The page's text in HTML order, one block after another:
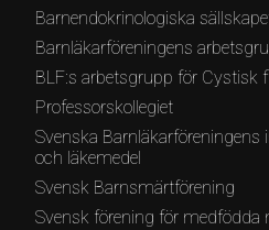
Barnendokrinologiska
Barnläkarföreningens
BLF:s arbetsgrupp för Cystisk
Professorskollegiet
Svenska Barnläkarföreningens
och läkemedel
Svensk Barnsmärtförening
Svensk förening för medfödda